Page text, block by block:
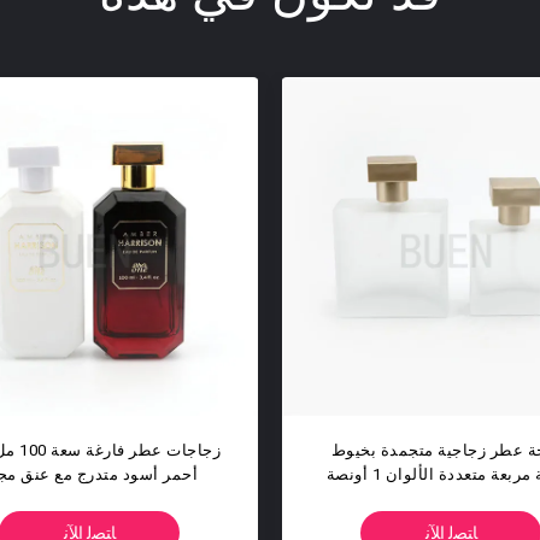
زجاجة عطر زجاجية بيضاء بخمس
100 مل مع غطاء مرجح للأشعة
ﺎﺘﺼﻟ ﺍﻶﻧ
رذاذ العطر الزجاجية الدائرية
العطر الفارغة 50 مل
ﺎﺘﺼﻟ ﺍﻶﻧ